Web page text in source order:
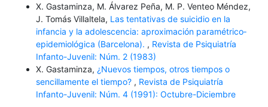
X. Gastaminza, M. Álvarez Peña, M. P. Venteo Méndez,
J. Tomás Villaltela, Las tentativas de suicidio en la
infancia y la adolescencia: aproximación paramétrico­
epidemiológica (Barcelona). , Revista de Psiquiatría
Infanto-Juvenil: Núm. 2 (1983)
X. Gastaminza, ¿Nuevos tiempos, otros tiempos o
sencillamente el tiempo? , Revista de Psiquiatría
Infanto-Juvenil: Núm. 4 (1991): Octubre-Diciembre